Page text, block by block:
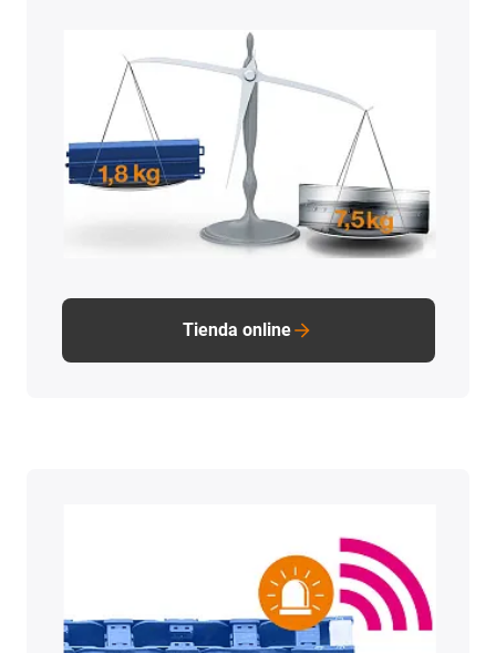
Tienda online